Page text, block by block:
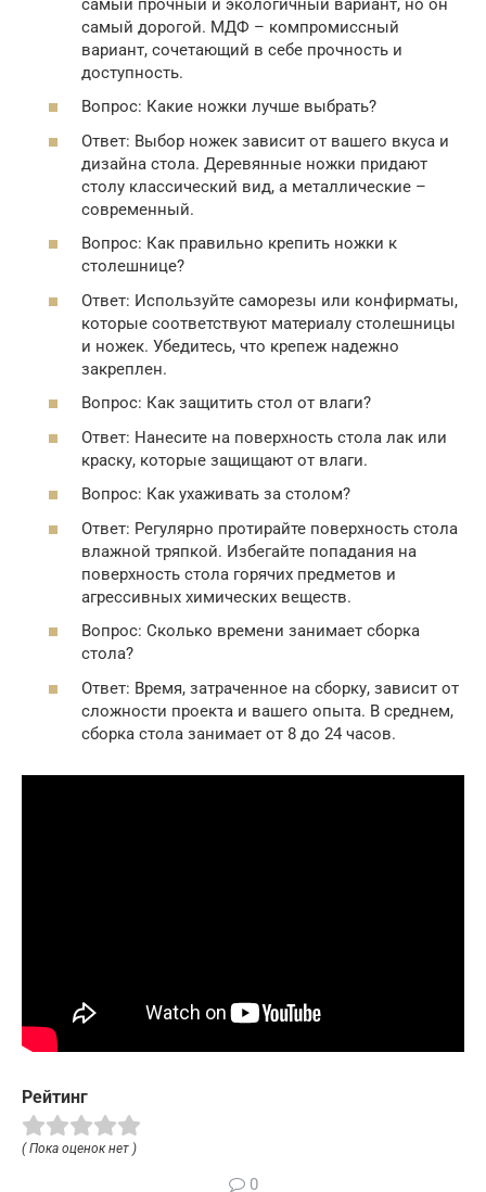
самый прочный и экологичный вариант, но он
самый дорогой. МДФ – компромиссный
вариант, сочетающий в себе прочность и
доступность.
Вопрос: Какие ножки лучше выбрать?
Ответ: Выбор ножек зависит от вашего вкуса и
дизайна стола. Деревянные ножки придают
столу классический вид, а металлические –
современный.
Вопрос: Как правильно крепить ножки к
столешнице?
Ответ: Используйте саморезы или конфирматы,
которые соответствуют материалу столешницы
и ножек. Убедитесь, что крепеж надежно
закреплен.
Вопрос: Как защитить стол от влаги?
Ответ: Нанесите на поверхность стола лак или
краску, которые защищают от влаги.
Вопрос: Как ухаживать за столом?
Ответ: Регулярно протирайте поверхность стола
влажной тряпкой. Избегайте попадания на
поверхность стола горячих предметов и
агрессивных химических веществ.
Вопрос: Сколько времени занимает сборка
стола?
Ответ: Время, затраченное на сборку, зависит от
сложности проекта и вашего опыта. В среднем,
сборка стола занимает от 8 до 24 часов.
Рейтинг
( Пока оценок нет )
0